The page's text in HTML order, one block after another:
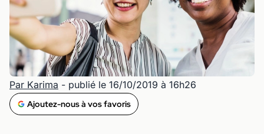
Par Karima - publié le 16/10/2019 à 16h26
Ajoutez-nous à vos favoris